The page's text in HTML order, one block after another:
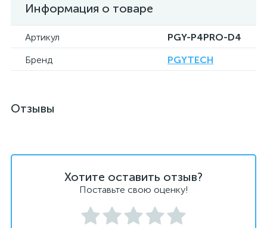
Информация о товаре
Артикул
PGY-P4PRO-D4
Бренд
PGYTECH
Отзывы
Хотите оставить отзыв?
Поставьте свою оценку!